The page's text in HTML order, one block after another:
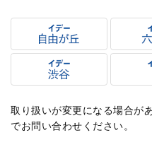
取り扱いが変更になる場合が
でお問い合わせください。